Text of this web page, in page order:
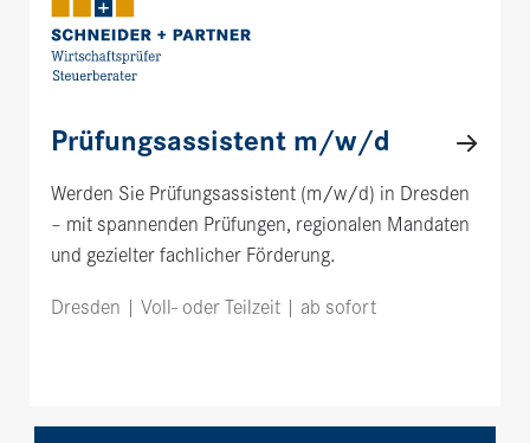
Prüfungsassistent m/w/d
Werden Sie Prüfungsassistent (m/w/d) in Dresden
– mit spannenden Prüfungen, regionalen Mandaten
und gezielter fachlicher Förderung.
Dresden | Voll- oder Teilzeit | ab sofort